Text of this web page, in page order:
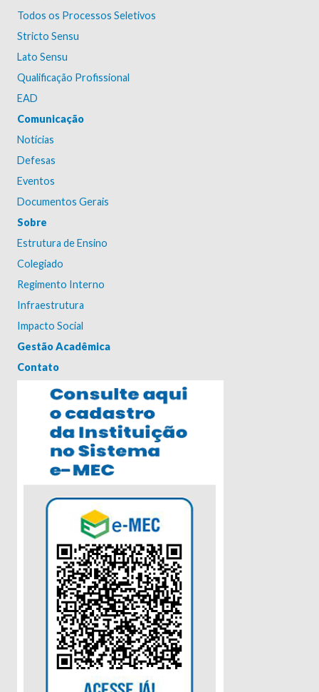
Todos os Processos Seletivos
Stricto Sensu
Lato Sensu
Qualificação Profissional
EAD
Comunicação
Notícias
Defesas
Eventos
Documentos Gerais
Sobre
Estrutura de Ensino
Colegiado
Regimento Interno
Infraestrutura
Impacto Social
Gestão Acadêmica
Contato